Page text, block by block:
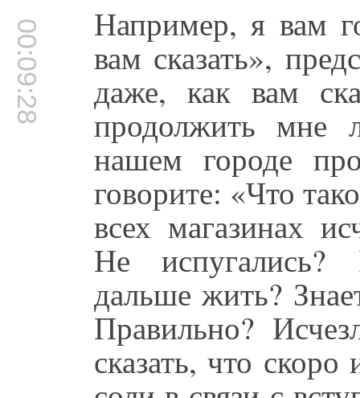
00:09:28 Например, я вам
вам сказать»,
даже, как вам
продолжить
нашем городе
говорите: «Что
всех магазинах
Не испугались?
дальше жить?
Правильно?
сказать, что